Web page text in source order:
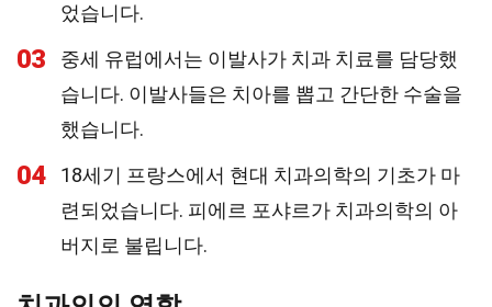
었습니다.
03
중세 유럽에서는 이발사가 치과 치료를 담당했
습니다. 이발사들은 치아를 뽑고 간단한 수술을
했습니다.
04
18세기 프랑스에서 현대 치과의학의 기초가 마
련되었습니다. 피에르 포샤르가 치과의학의 아
버지로 불립니다.